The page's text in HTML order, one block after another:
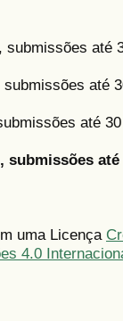
até
até
até
uma Licença
4.0